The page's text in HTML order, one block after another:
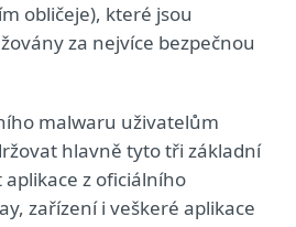
obličeje), které jsou
za nejvíce bezpečnou
malwaru uživatelům
hlavně tyto tři základní
z oficiálního
zařízení i veškeré aplikace